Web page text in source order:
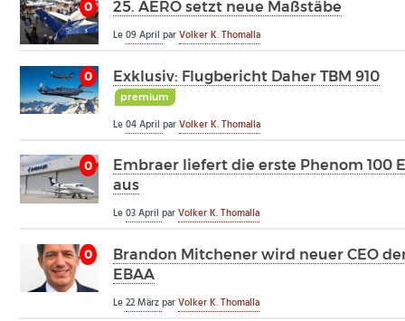
0 25. AERO setzt neue Maßstäbe
Le09 AprilparVolker K. Thomalla
0 Exklusiv: Flugbericht Daher TBM 910
premium
Le04 AprilparVolker K. Thomalla
0
Embraer liefert die erste Phenom 100
aus
Le03 AprilparVolker K. Thomalla
0
Brandon Mitchener wird neuer CEO
EBAA
Le22 MärzparVolker K. Thomalla